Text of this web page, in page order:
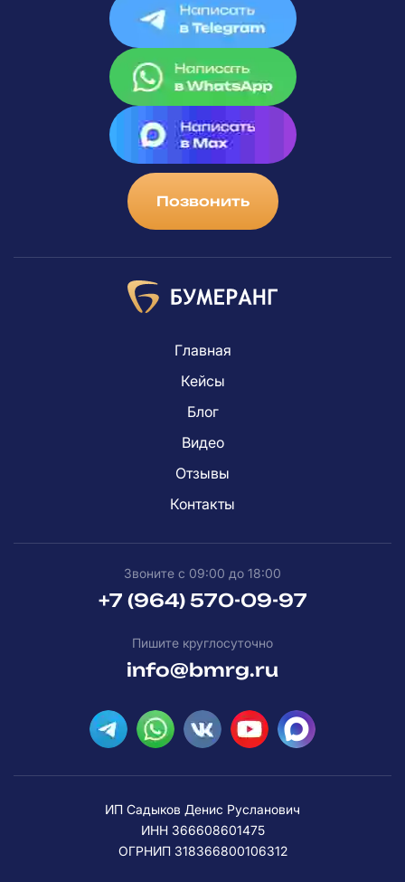
Позвонить
Главная
Кейсы
Блог
Видео
Отзывы
Контакты
Звоните с 09:00 до 18:00
+7 (964) 570-09-97
Пишите круглосуточно
info@bmrg.ru
ИП Садыков Денис Русланович
ИНН 366608601475
ОГРНИП 318366800106312